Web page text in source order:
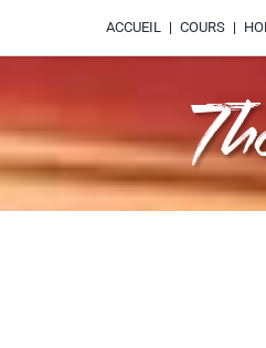
ACCUEIL COURS